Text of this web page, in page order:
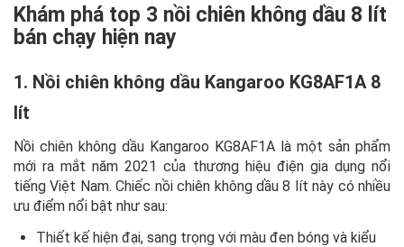
Khám phá top 3 nồi chiên không dầu 8 lít
bán chạy hiện nay
1. Nồi chiên không dầu Kangaroo KG8AF1A 8
lít
Nồi chiên không dầu Kangaroo KG8AF1A là một sản phẩm
mới ra mắt năm 2021 của thương hiệu điện gia dụng nổi
tiếng Việt Nam. Chiếc nồi chiên không dầu 8 lít này có nhiều
ưu điểm nổi bật như sau:
Thiết kế hiện đại, sang trọng với màu đen bóng và kiểu